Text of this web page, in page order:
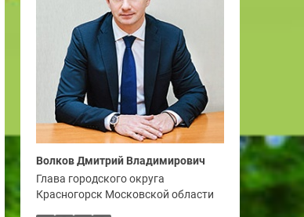
Волков Дмитрий Владимирович
Глава городского округа
Красногорск Московской области